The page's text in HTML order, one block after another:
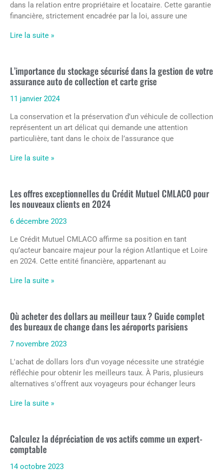
dans la relation entre propriétaire et locataire. Cette garantie
financière, strictement encadrée par la loi, assure une
Lire la suite »
L’importance du stockage sécurisé dans la gestion de votre
assurance auto de collection et carte grise
11 janvier 2024
La conservation et la préservation d’un véhicule de collection
représentent un art délicat qui demande une attention
particulière, tant dans le choix de l’assurance que
Lire la suite »
Les offres exceptionnelles du Crédit Mutuel CMLACO pour
les nouveaux clients en 2024
6 décembre 2023
Le Crédit Mutuel CMLACO affirme sa position en tant
qu’acteur bancaire majeur pour la région Atlantique et Loire
en 2024. Cette entité financière, appartenant au
Lire la suite »
Où acheter des dollars au meilleur taux ? Guide complet
des bureaux de change dans les aéroports parisiens
7 novembre 2023
L'achat de dollars lors d'un voyage nécessite une stratégie
réfléchie pour obtenir les meilleurs taux. À Paris, plusieurs
alternatives s'offrent aux voyageurs pour échanger leurs
Lire la suite »
Calculez la dépréciation de vos actifs comme un expert-
comptable
14 octobre 2023